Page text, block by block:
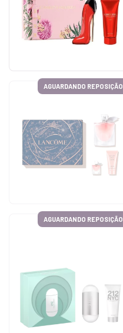
AGUARDANDO REPOSIÇÃO
AGUARDANDO REPOSIÇÃO